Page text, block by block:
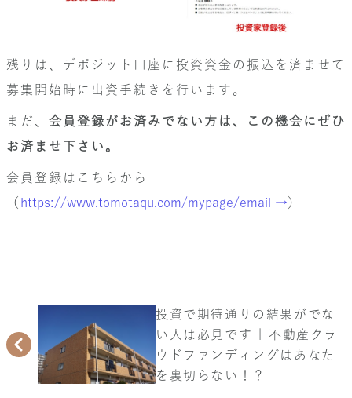
残りは、デポジット口座に投資資金の振込を済ませて
募集開始時に出資手続きを行います。
まだ、 会員登録がお済みでない方は、この機会にぜひ
お済ませ下さい。
会員登録はこちらから
（ https://www.tomotaqu.com/mypage/email →）
投資で期待通りの結果がでな
い人は必見です | 不動産クラ
ウドファンディングはあなた
を裏切らない！？